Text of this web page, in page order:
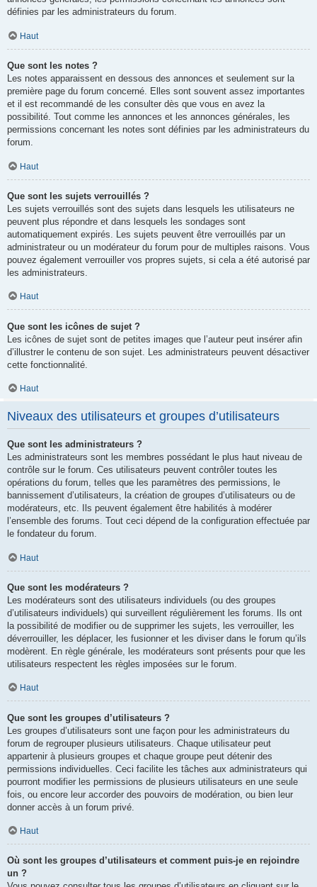
définies par les administrateurs du forum.
Haut
Que sont les notes ?
Les notes apparaissent en dessous des annonces et seulement sur la
première page du forum concerné. Elles sont souvent assez importantes
et il est recommandé de les consulter dès que vous en avez la
possibilité. Tout comme les annonces et les annonces générales, les
permissions concernant les notes sont définies par les administrateurs du
forum.
Haut
Que sont les sujets verrouillés ?
Les sujets verrouillés sont des sujets dans lesquels les utilisateurs ne
peuvent plus répondre et dans lesquels les sondages sont
automatiquement expirés. Les sujets peuvent être verrouillés par un
administrateur ou un modérateur du forum pour de multiples raisons. Vous
pouvez également verrouiller vos propres sujets, si cela a été autorisé par
les administrateurs.
Haut
Que sont les icônes de sujet ?
Les icônes de sujet sont de petites images que l’auteur peut insérer afin
d’illustrer le contenu de son sujet. Les administrateurs peuvent désactiver
cette fonctionnalité.
Haut
Niveaux des utilisateurs et groupes d’utilisateurs
Que sont les administrateurs ?
Les administrateurs sont les membres possédant le plus haut niveau de
contrôle sur le forum. Ces utilisateurs peuvent contrôler toutes les
opérations du forum, telles que les paramètres des permissions, le
bannissement d’utilisateurs, la création de groupes d’utilisateurs ou de
modérateurs, etc. Ils peuvent également être habilités à modérer
l’ensemble des forums. Tout ceci dépend de la configuration effectuée par
le fondateur du forum.
Haut
Que sont les modérateurs ?
Les modérateurs sont des utilisateurs individuels (ou des groupes
d’utilisateurs individuels) qui surveillent régulièrement les forums. Ils ont
la possibilité de modifier ou de supprimer les sujets, les verrouiller, les
déverrouiller, les déplacer, les fusionner et les diviser dans le forum qu’ils
modèrent. En règle générale, les modérateurs sont présents pour que les
utilisateurs respectent les règles imposées sur le forum.
Haut
Que sont les groupes d’utilisateurs ?
Les groupes d’utilisateurs sont une façon pour les administrateurs du
forum de regrouper plusieurs utilisateurs. Chaque utilisateur peut
appartenir à plusieurs groupes et chaque groupe peut détenir des
permissions individuelles. Ceci facilite les tâches aux administrateurs qui
pourront modifier les permissions de plusieurs utilisateurs en une seule
fois, ou encore leur accorder des pouvoirs de modération, ou bien leur
donner accès à un forum privé.
Haut
Où sont les groupes d’utilisateurs et comment puis-je en rejoindre
un ?